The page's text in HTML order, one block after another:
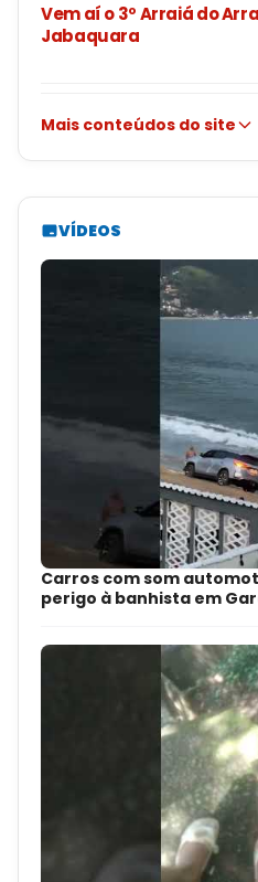
Vem aí o 3º Arraiá do
Jabaquara
Mais conteúdos do site
VÍDEOS
Carros com som
perigo à banhista em